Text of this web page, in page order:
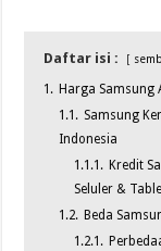
Daftar isi :
1. Harga Samsung
1.1. Samsung
Indonesia
1.1.1. Kredit
Seluler &
1.2. Beda
1.2.1.